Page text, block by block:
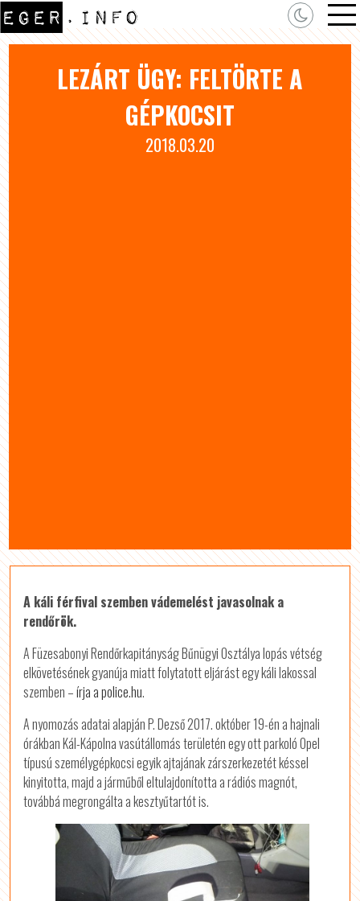
LEZÁRT ÜGY: FELTÖRTE A
GÉPKOCSIT
2018.03.20
A káli férfival szemben vádemelést javasolnak a
rendőrök.
A Füzesabonyi Rendőrkapitányság Bűnügyi Osztálya lopás vétség
elkövetésének gyanúja miatt folytatott eljárást egy káli lakossal
szemben –írja a police.hu.
A nyomozás adatai alapján P. Dezső 2017. október 19-én a hajnali
órákban Kál-Kápolna vasútállomás területén egy ott parkoló Opel
típusú személygépkocsi egyik ajtajának zárszerkezetét késsel
kinyitotta, majd a járműből eltulajdonította a rádiós magnót,
továbbá megrongálta a kesztyűtartót is.